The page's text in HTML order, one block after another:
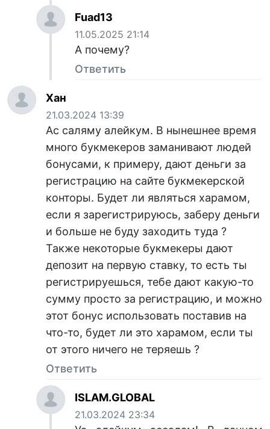
Fuad13
11.05.2025 21:14
А почему?
Ответить
Хан
21.03.2024 13:39
Ас саляму алейкум. В нынешнее время
много букмекеров заманивают людей
бонусами, к примеру, дают деньги за
регистрацию на сайте букмекерской
конторы. Будет ли являться харамом,
если я зарегистрируюсь, заберу деньги
и больше не буду заходить туда ?
Также некоторые букмекеры дают
депозит на первую ставку, то есть ты
регистрируешься, тебе дают какую-то
сумму просто за регистрацию, и можно
этот бонус использовать поставив на
что-то, будет ли это харамом, если ты
от этого ничего не теряешь ?
Ответить
ISLAM.GLOBAL
21.03.2024 23:34